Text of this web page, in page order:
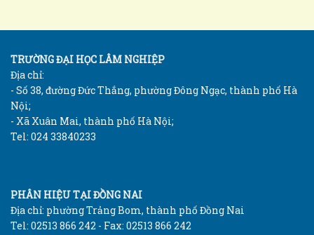
TRƯỜNG ĐẠI HỌC LÂM NGHIỆP
Địa chỉ:
- Số 38, đường Đức Thắng, phường Đông Ngạc, thành phố Hà
Nội;
- Xã Xuân Mai, thành phố Hà Nội;
Tel: 024 33840233
PHÂN HIỆU TẠI ĐỒNG NAI
Địa chỉ: phường Trảng Bom, thành phố Đồng Nai
Tel: 02513 866 242 - Fax: 02513 866 242